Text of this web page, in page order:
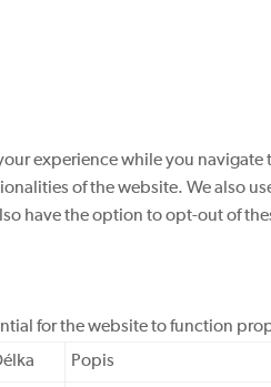
experience while you
of the website. We also
have the option to opt-out of
for the website to function
Popis